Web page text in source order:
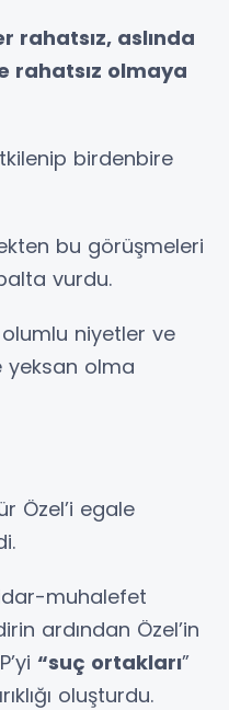
rahatsız, aslında
rahatsız olmaya
birdenbire
bu görüşmeleri
vurdu.
olumlu niyetler ve
yeksan olma
Özel’i egale
muhalefet
ardından Özel’in
“suç ortakları”
oluşturdu.